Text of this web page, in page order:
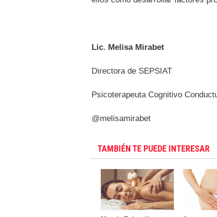
Lic. Melisa Mirabet
Directora de SEPSIAT
Psicoterapeuta Cognitivo
@melisamirabet
TAMBIÉN TE PUEDE INTERESAR